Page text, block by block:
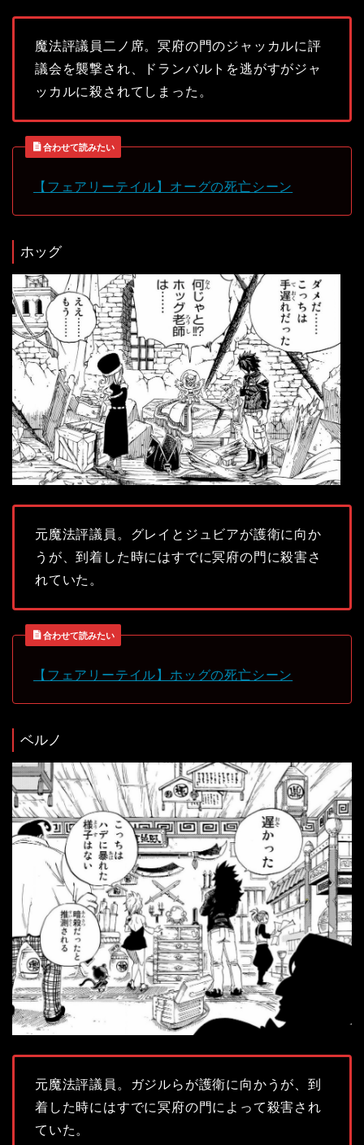
魔法評議員二ノ席。冥府の門のジャッカルに評
議会を襲撃され、ドランバルトを逃がすがジャ
ッカルに殺されてしまった。
合わせて読みたい
【フェアリーテイル】オーグの死亡シーン
ホッグ
元魔法評議員。グレイとジュビアが護衛に向か
うが、到着した時にはすでに冥府の門に殺害さ
れていた。
合わせて読みたい
【フェアリーテイル】ホッグの死亡シーン
ベルノ
元魔法評議員。ガジルらが護衛に向かうが、到
着した時にはすでに冥府の門によって殺害され
ていた。